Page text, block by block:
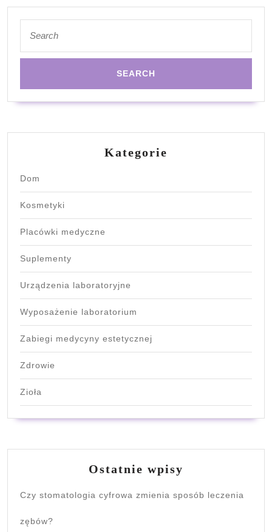
for:
Kategorie
Dom
Kosmetyki
Placówki medyczne
Suplementy
Urządzenia laboratoryjne
Wyposażenie laboratorium
Zabiegi medycyny estetycznej
Zdrowie
Zioła
Ostatnie wpisy
Czy stomatologia cyfrowa zmienia sposób leczenia
zębów?